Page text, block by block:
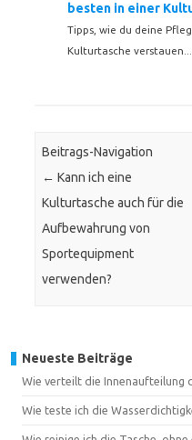
besten in einer
Tipps, wie du deine
Kulturtasche verstauen...
Beitrags-Navigation
← Kann ich eine
Kulturtasche auch für die
Aufbewahrung von
Sportequipment
verwenden?
Neueste Beiträge
Wie verteilt die Innenaufteilung
Wie teste ich die